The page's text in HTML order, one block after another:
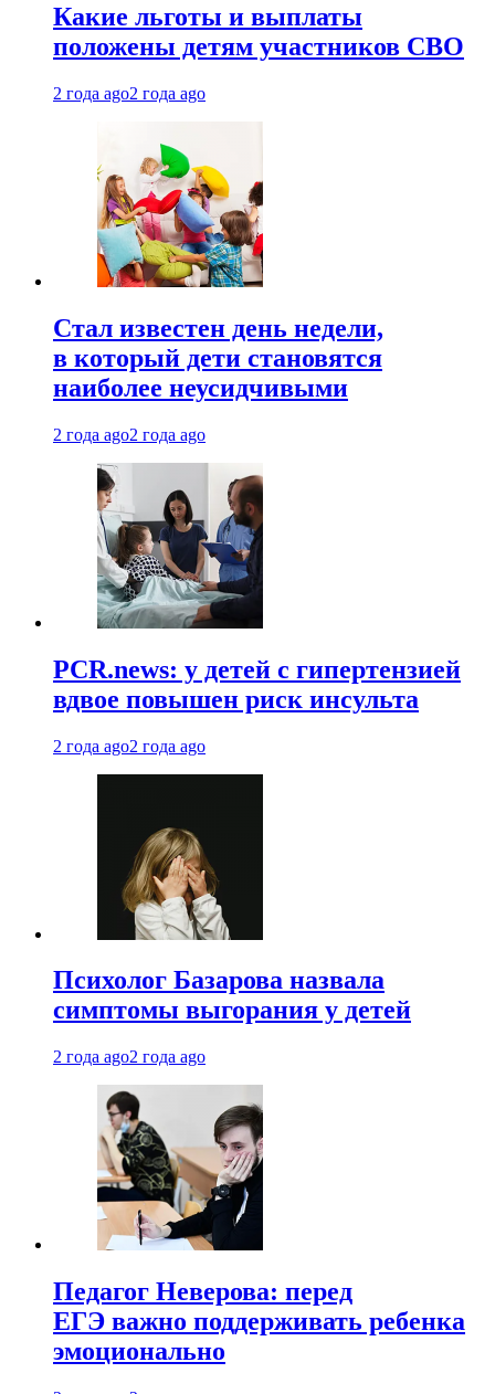
Какие льготы и выплаты
положены детям участников СВО
2 года ago2 года ago
Стал известен день недели,
в который дети становятся
наиболее неусидчивыми
2 года ago2 года ago
PCR.news: у детей с гипертензией
вдвое повышен риск инсульта
2 года ago2 года ago
Психолог Базарова назвала
симптомы выгорания у детей
2 года ago2 года ago
Педагог Неверова: перед
ЕГЭ важно поддерживать ребенка
эмоционально